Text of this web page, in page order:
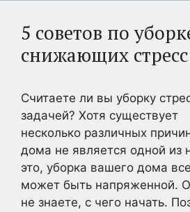
5 советов по
снижающих стресс
Считаете ли вы уборку
задачей? Хотя существует
несколько различных
дома не является одной из
это, уборка вашего дома
может быть напряженной.
не знаете, с чего начать.